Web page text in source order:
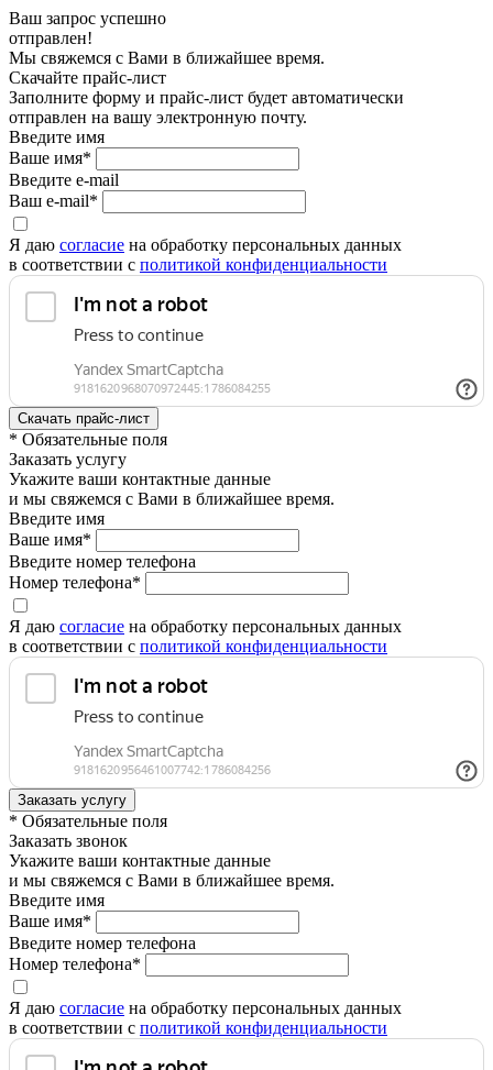
Ваш запрос успешно
отправлен!
Мы свяжемся с Вами в ближайшее время.
Скачайте прайс-лист
Заполните форму и прайс-лист будет автоматически
отправлен на вашу электронную почту.
Введите имя
Ваше имя*
Введите e-mail
Ваш e-mail*
Я даю согласие на обработку персональных данных
в соответствии с политикой конфиденциальности
* Обязательные поля
Заказать услугу
Укажите ваши контактные данные
и мы свяжемся с Вами в ближайшее время.
Введите имя
Ваше имя*
Введите номер телефона
Номер телефона*
Я даю согласие на обработку персональных данных
в соответствии с политикой конфиденциальности
* Обязательные поля
Заказать звонок
Укажите ваши контактные данные
и мы свяжемся с Вами в ближайшее время.
Введите имя
Ваше имя*
Введите номер телефона
Номер телефона*
Я даю согласие на обработку персональных данных
в соответствии с политикой конфиденциальности